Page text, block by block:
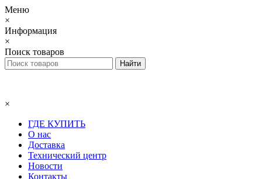
Меню
×
Информация
×
Поиск товаров
×
ГДЕ КУПИТЬ
О нас
Доставка
Технический центр
Новости
Контакты